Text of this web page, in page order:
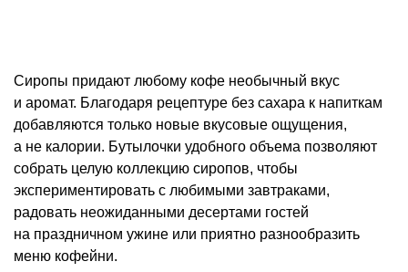
Сиропы придают любому кофе необычный вкус
и аромат. Благодаря рецептуре без сахара к напиткам
добавляются только новые вкусовые ощущения,
а не калории. Бутылочки удобного объема позволяют
собрать целую коллекцию сиропов, чтобы
экспериментировать с любимыми завтраками,
радовать неожиданными десертами гостей
на праздничном ужине или приятно разнообразить
меню кофейни.